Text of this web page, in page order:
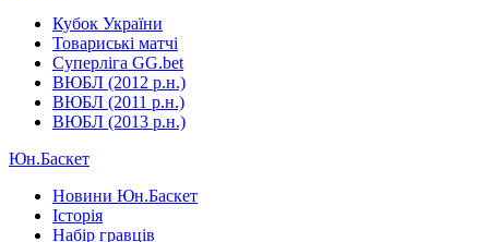
Кубок України
Товариські матчі
Суперліга GG.bet
ВЮБЛ (2012 р.н.)
ВЮБЛ (2011 р.н.)
ВЮБЛ (2013 р.н.)
Юн.Баскет
Новини Юн.Баскет
Історія
Набір гравців